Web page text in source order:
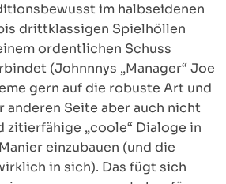
im halbseidenen
drittklassigen Spielhöllen
ordentlichen Schuss
(Johnnnys „Manager“ Joe
gern auf die robuste Art und
anderen Seite aber auch nicht
zitierfähige „coole“ Dialoge in
einzubauen (und die
in sich). Das fügt sich